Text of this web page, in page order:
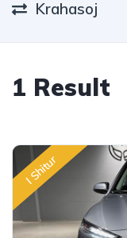
Krahasoj
1 Result
I Shitur